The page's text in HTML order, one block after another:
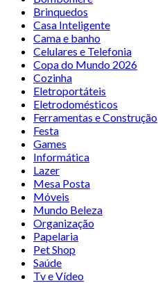
Brinquedos
Casa Inteligente
Cama e banho
Celulares e Telefonia
Copa do Mundo 2026
Cozinha
Eletroportáteis
Eletrodomésticos
Ferramentas e Construção
Festa
Games
Informática
Lazer
Mesa Posta
Móveis
Mundo Beleza
Organização
Papelaria
Pet Shop
Saúde
Tv e Vídeo